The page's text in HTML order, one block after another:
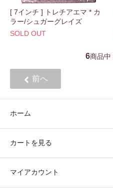
[ 7インチ ] トレチアエマ * カ
ラー/シュガーグレイズ
SOLD OUT
6商品中
前へ
ホーム
カートを見る
マイアカウント